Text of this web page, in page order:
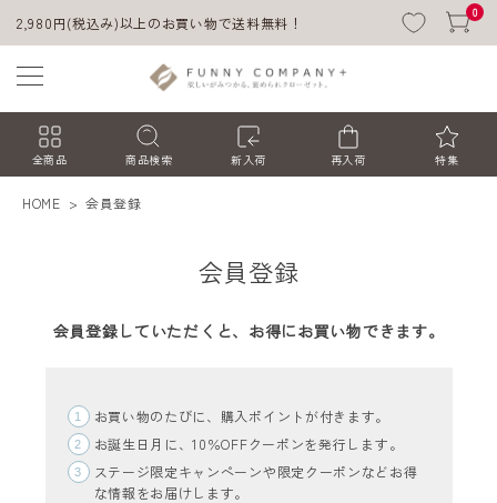
2,980円(税込み)以上のお買い物で送料無料！
0
全商品 商品検索 新入荷 再入荷 特集
ACCOUNT MENU
ようこそ ゲスト 様
ログイン 会員登録
HOME 会員登録
会員登録
会員登録していただくと、お得にお買い物できます。
お買い物のたびに、購入ポイントが付きます。
お誕生日月に、10％OFFクーポンを発行します。
ステージ限定キャンペーンや限定クーポンなどお得
な情報をお届けします。